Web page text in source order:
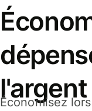
l'argent
Économisez